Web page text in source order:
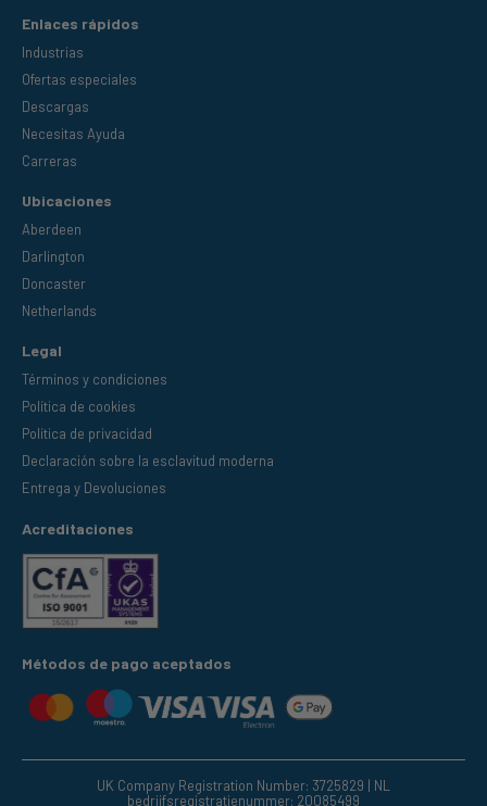
Enlaces rápidos
Industrias
Ofertas especiales
Descargas
Necesitas Ayuda
Carreras
Ubicaciones
Aberdeen
Darlington
Doncaster
Netherlands
Legal
Términos y condiciones
Política de cookies
Política de privacidad
Declaración sobre la esclavitud moderna
Entrega y Devoluciones
Acreditaciones
Métodos de pago aceptados
UK Company Registration Number: 3725829 | NL
bedrijfsregistratienummer: 20085499